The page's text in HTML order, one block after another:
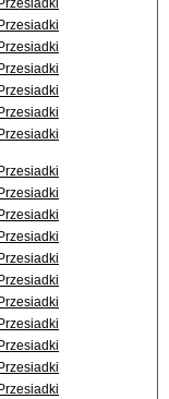
Przesiadki
Przesiadki
Przesiadki
Przesiadki
Przesiadki
Przesiadki
Przesiadki
Przesiadki
Przesiadki
Przesiadki
Przesiadki
Przesiadki
Przesiadki
Przesiadki
Przesiadki
Przesiadki
Przesiadki
Przesiadki